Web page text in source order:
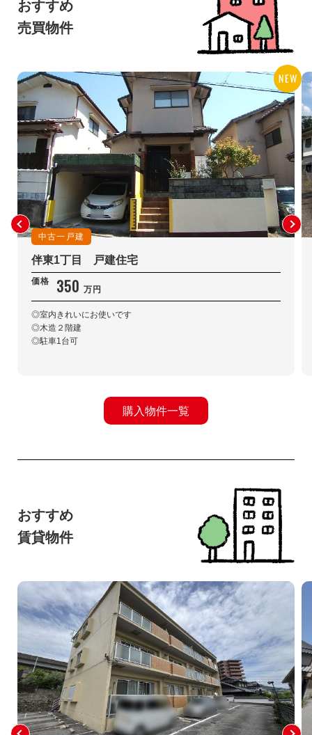
おすすめ
売買物件
中古一戸建
伴東1丁目 戸建住宅
価格 350 万円
◎室内きれいにお使いです
◎木造２階建
◎駐車1台可
購入物件一覧
おすすめ
賃貸物件